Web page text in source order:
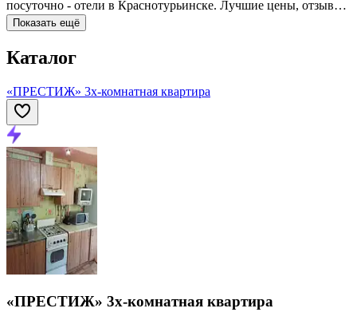
посуточно - отели в Краснотурьинске. Лучшие цены, отзывы,
фото, карта, телефоны, адреса. Аренда без посредников.
Показать ещё
Каталог
«ПРЕСТИЖ» 3х-комнатная квартира
«ПРЕСТИЖ» 3х-комнатная квартира